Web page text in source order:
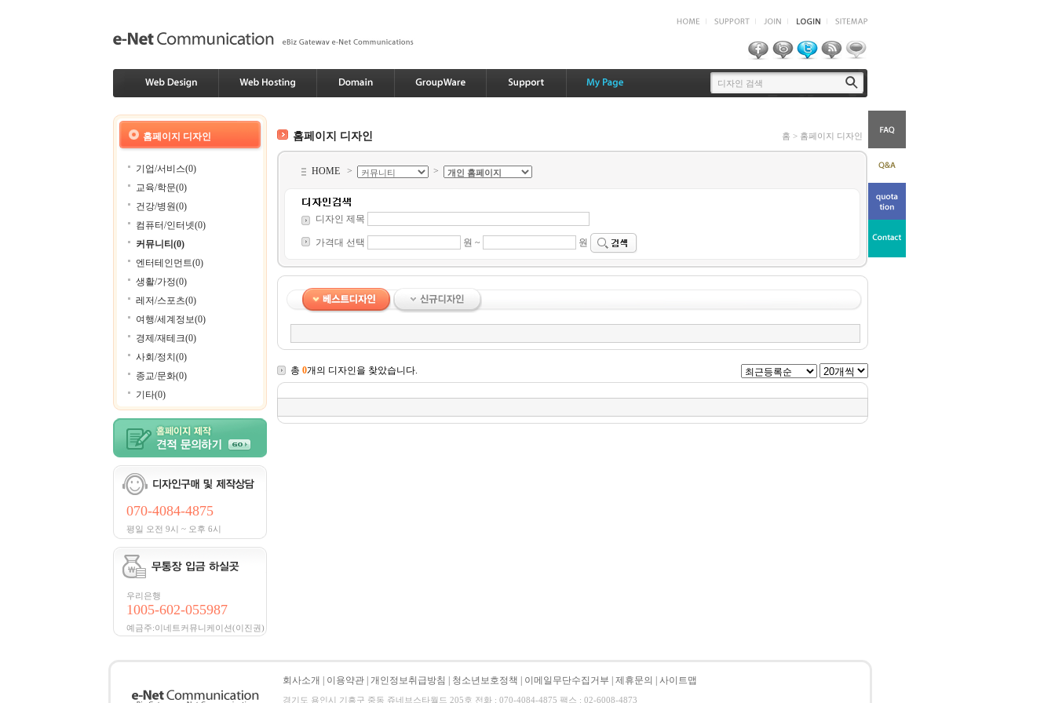
홈페이지 디자인
기업/서비스(0)
교육/학문(0)
건강/병원(0)
컴퓨터/인터넷(0)
커뮤니티(0)
엔터테인먼트(0)
생활/가정(0)
레저/스포츠(0)
여행/세계정보(0)
경제/재테크(0)
사회/정치(0)
종교/문화(0)
기타(0)
070-4084-4875
평일 오전 9시 ~ 오후 6시
우리은행
1005-602-055987
예금주:이네트커뮤니케이션(이진권)
홈페이지 디자인 홈 > 홈페이지 디자인
HOME > >
디자인 제목
가격대 선택 원 ~ 원
총 0개의 디자인을 찾았습니다.
회사소개 이용약관 개인정보취급방침 청소년보호정책 이메일무단수집거부 제휴문의 사이트맵
경기도 용인시 기흥구 중동 쥬네브스타월드 205호 전화 : 070-4084-4875 팩스 : 02-6008-4873